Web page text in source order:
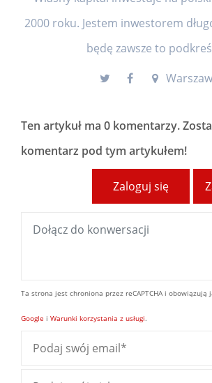
2000 roku. Jestem inwestorem
będę zawsze to
Ten artykuł ma 0 komentarzy.
komentarz pod tym artykułem!
Zaloguj się
Ta strona jest chroniona przez reCAPTCHA i obowiązują
Google i Warunki korzystania z usługi.